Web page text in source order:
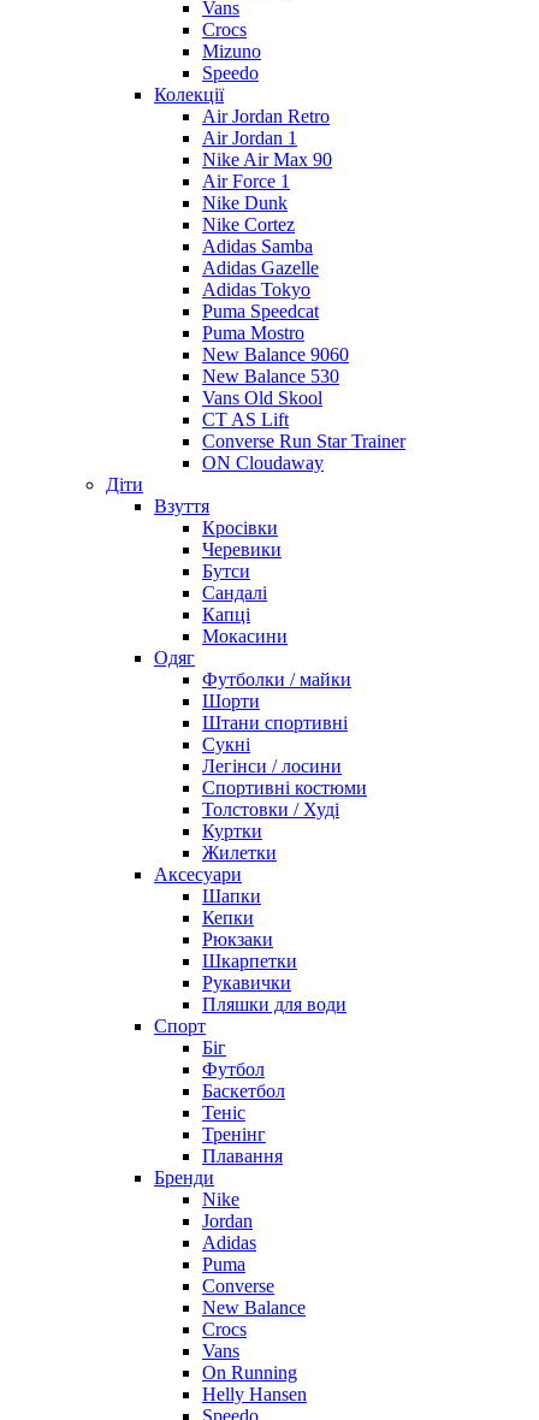
Vans
Crocs
Mizuno
Speedo
Колекції
Air Jordan Retro
Air Jordan 1
Nike Air Max 90
Air Force 1
Nike Dunk
Nike Cortez
Adidas Samba
Adidas Gazelle
Adidas Tokyo
Puma Speedcat
Puma Mostro
New Balance 9060
New Balance 530
Vans Old Skool
CT AS Lift
Converse Run Star Trainer
ON Cloudaway
Діти
Взуття
Кросівки
Черевики
Бутси
Сандалі
Капці
Мокасини
Одяг
Футболки / майки
Шорти
Штани спортивні
Сукні
Легінси / лосини
Спортивні костюми
Толстовки / Худі
Куртки
Жилетки
Аксесуари
Шапки
Кепки
Рюкзаки
Шкарпетки
Рукавички
Пляшки для води
Спорт
Біг
Футбол
Баскетбол
Теніс
Тренінг
Плавання
Бренди
Nike
Jordan
Adidas
Puma
Converse
New Balance
Crocs
Vans
On Running
Helly Hansen
Speedo